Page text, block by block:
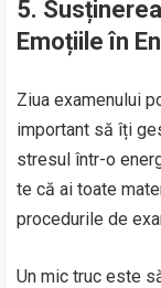
5.
Emoțiile în
Ziua examenului
important să îți
stresul într-o
te că ai toate
procedurile de
Un mic truc este